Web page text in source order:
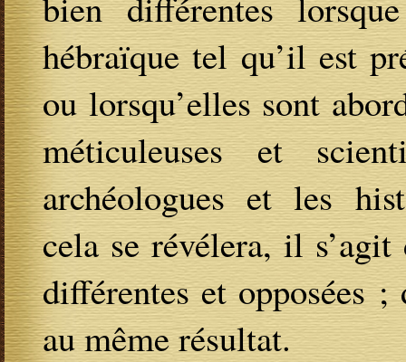
hébraïque tel qu’il est
ou lorsqu’elles sont
méticuleuses et
archéologues et les
cela se révélera, il
différentes et opposées
au même résultat.